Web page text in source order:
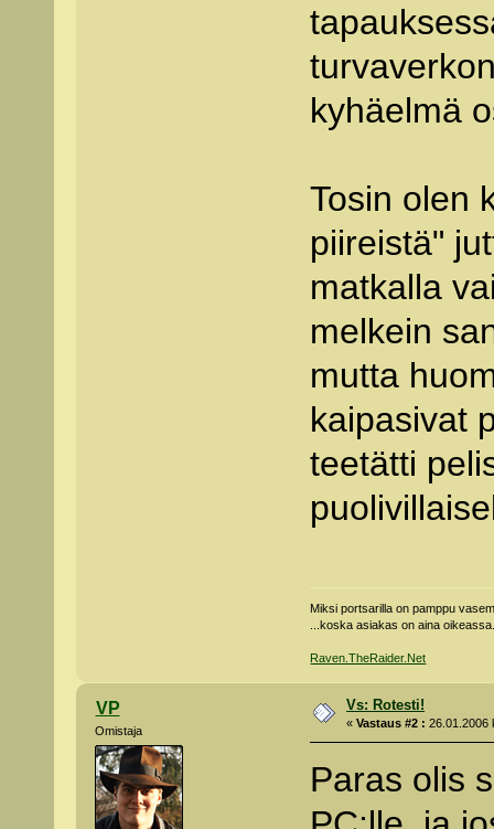
kyhäelmä
Tosin olen
piireistä"
matkalla
melkein
mutta
kaipasivat
teetätti
Miksi portsarilla on pamppu
...koska asiakas on aina
Raven.TheRaider.Net
VP
Omistaja
Vs: Rotesti!
«Vastaus #2 : 26.01.2006
Paras olis